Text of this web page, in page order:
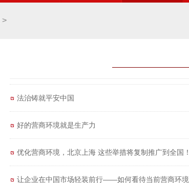
>
法治铸就平安中国
好的营商环境就是生产力
优化营商环境，北京上海 这些举措将复制推广到全国！
让企业在中国市场轻装前行——如何看待当前营商环境